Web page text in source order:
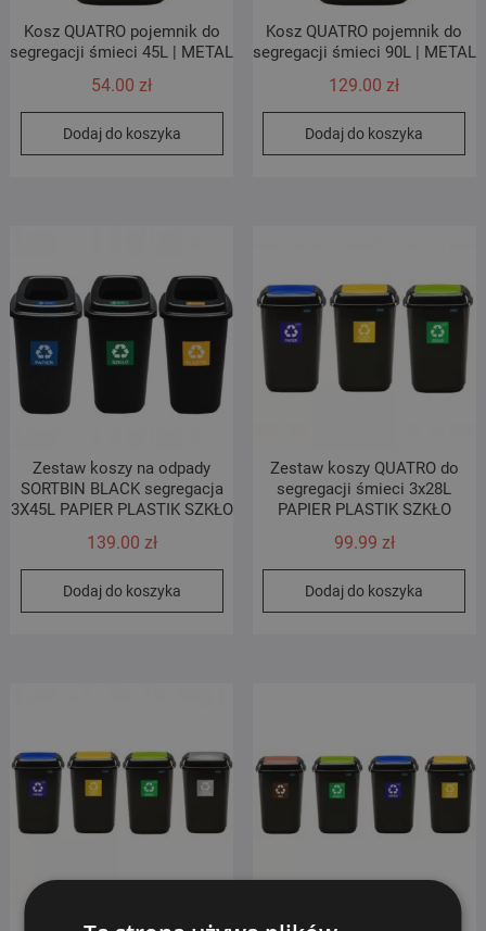
Kosz QUATRO pojemnik do
segregacji śmieci 45L | METAL
54.00 zł
Dodaj do koszyka
Kosz QUATRO pojemnik do
segregacji śmieci 90L | METAL
129.00 zł
Dodaj do koszyka
Zestaw koszy na odpady
SORTBIN BLACK segregacja
3X45L PAPIER PLASTIK SZKŁO
139.00 zł
Dodaj do koszyka
Zestaw koszy QUATRO do
segregacji śmieci 3x28L
PAPIER PLASTIK SZKŁO
99.99 zł
Dodaj do koszyka
Zestaw koszy QUATRO do Zestaw koszy QUATRO do